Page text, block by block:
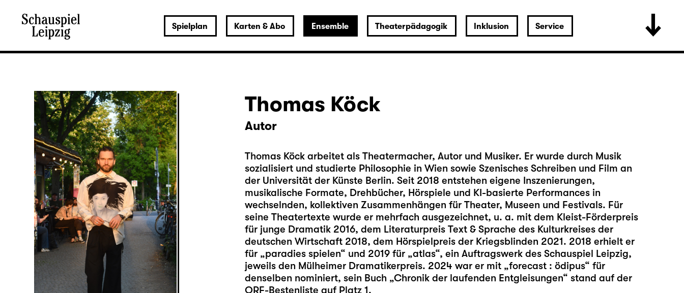
Spielplan Karten & Abo Ensemble Theaterpädagogik Inklusion Service
Thomas Köck
Autor
Thomas Köck arbeitet als Theatermacher, Autor und Musiker. Er wurde durch Musik
sozialisiert und studierte Philosophie in Wien sowie Szenisches Schreiben und Film an
der Universität der Künste Berlin. Seit 2018 entstehen eigene Inszenierungen,
musikalische Formate, Drehbücher, Hörspiele und KI-basierte Performances in
wechselnden, kollektiven Zusammenhängen für Theater, Museen und Festivals. Für
seine Theatertexte wurde er mehrfach ausgezeichnet, u. a. mit dem Kleist-Förderpreis
für junge Dramatik 2016, dem Literaturpreis Text & Sprache des Kulturkreises der
deutschen Wirtschaft 2018, dem Hörspielpreis der Kriegsblinden 2021. 2018 erhielt er
für „paradies spielen“ und 2019 für „atlas“, ein Auftragswerk des Schauspiel Leipzig,
jeweils den Mülheimer Dramatikerpreis. 2024 war er mit „forecast : ödipus“ für
denselben nominiert, sein Buch „Chronik der laufenden Entgleisungen“ stand auf der
ORF-Bestenliste auf Platz 1.